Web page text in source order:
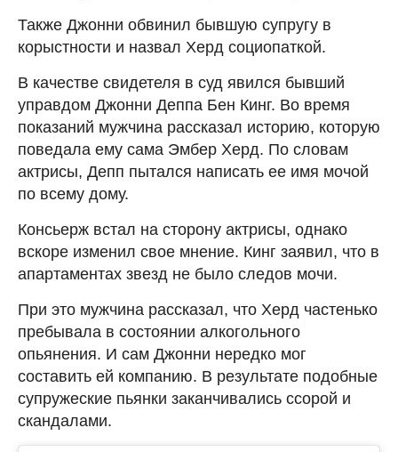
Также Джонни обвинил бывшую супругу в
корыстности и назвал Херд социопаткой.
В качестве свидетеля в суд явился бывший
управдом Джонни Деппа Бен Кинг. Во время
показаний мужчина рассказал историю, которую
поведала ему сама Эмбер Херд. По словам
актрисы, Депп пытался написать ее имя мочой
по всему дому.
Консьерж встал на сторону актрисы, однако
вскоре изменил свое мнение. Кинг заявил, что в
апартаментах звезд не было следов мочи.
При это мужчина рассказал, что Херд частенько
пребывала в состоянии алкогольного
опьянения. И сам Джонни нередко мог
составить ей компанию. В результате подобные
супружеские пьянки заканчивались ссорой и
скандалами.